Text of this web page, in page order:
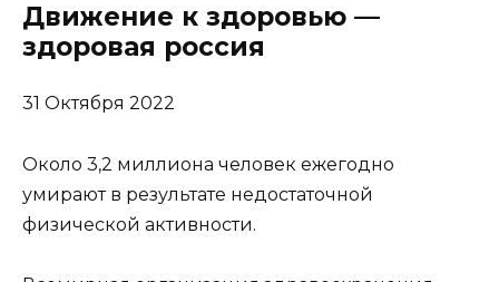
Движение к здоровью —
здоровая россия
31 Октября 2022
Около 3,2 миллиона человек ежегодно
умирают в результате недостаточной
физической активности.